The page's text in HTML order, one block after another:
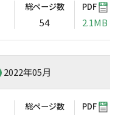
総ページ数
54
PDF
2.1MB
2022年05月
総ページ数 PDF